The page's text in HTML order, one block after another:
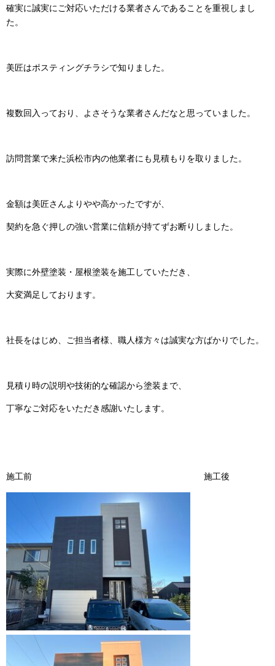
確実に誠実にご対応いただける業者さんであることを重視しまし
た。
美匠はポスティングチラシで知りました。
複数回入っており、よさそうな業者さんだなと思っていました。
訪問営業で来た浜松市内の他業者にも見積もりを取りました。
金額は美匠さんよりやや高かったですが、
契約を急ぐ押しの強い営業に信頼が持てずお断りしました。
実際に外壁塗装・屋根塗装を施工していただき、
大変満足しております。
社長をはじめ、ご担当者様、職人様方々は誠実な方ばかりでした。
見積り時の説明や技術的な確認から塗装まで、
丁寧なご対応をいただき感謝いたします。
施工前 施工後